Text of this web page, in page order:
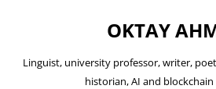
OKTAY
Linguist, university professor, writer,
historian, AI and